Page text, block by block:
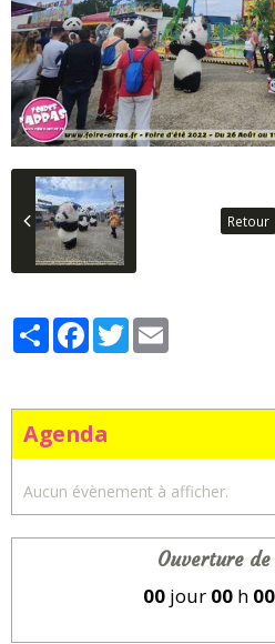
Retour
PartagerFacebook
Twitter
Agenda
Aucun évènement à afficher.
Ouverture
00 jour 00 h 00